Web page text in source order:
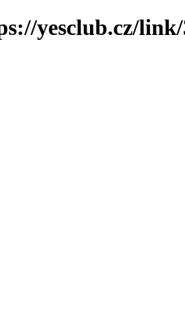
yesclub.cz/link/